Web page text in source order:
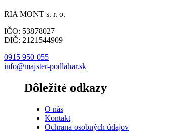
RIA MONT s. r. o.
IČO: 53878027
DIČ: 2121544909
0915 950 055
info@majster-podlahar.sk
Dôležité odkazy
O nás
Kontakt
Ochrana osobných údajov